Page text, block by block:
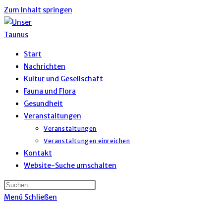
Zum Inhalt springen
Start
Nachrichten
Kultur und Gesellschaft
Fauna und Flora
Gesundheit
Veranstaltungen
Veranstaltungen
Veranstaltungen einreichen
Kontakt
Website-Suche umschalten
Menü Schließen